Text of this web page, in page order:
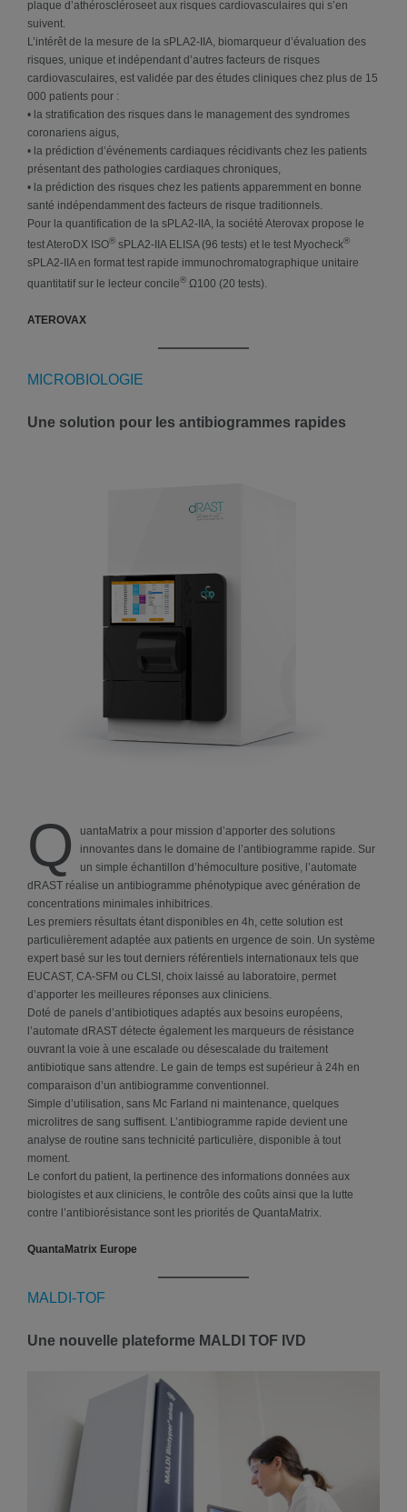
plaque d’athéroscléroseet aux risques cardiovasculaires qui s’en
suivent.
L’intérêt de la mesure de la sPLA2-IIA, biomarqueur d’évaluation des
risques, unique et indépendant d’autres facteurs de risques
cardiovasculaires, est validée par des études cliniques chez plus de 15
000 patients pour :
• la stratification des risques dans le management des syndromes
coronariens aigus,
• la prédiction d’événements cardiaques récidivants chez les patients
présentant des pathologies cardiaques chroniques,
• la prédiction des risques chez les patients apparemment en bonne
santé indépendamment des facteurs de risque traditionnels.
Pour la quantification de la sPLA2-IIA, la société Aterovax propose le
test AteroDX ISO® sPLA2-IIA ELISA (96 tests) et le test Myocheck®
sPLA2-IIA en format test rapide immunochromatographique unitaire
quantitatif sur le lecteur concile® Ω100 (20 tests).
ATEROVAX
MICROBIOLOGIE
Une solution pour les antibiogrammes rapides
Q
uantaMatrix a pour mission d’apporter des solutions
innovantes dans le domaine de l’antibiogramme rapide. Sur
un simple échantillon d’hémoculture positive, l’automate
dRAST réalise un antibiogramme phénotypique avec génération de
concentrations minimales inhibitrices.
Les premiers résultats étant disponibles en 4h, cette solution est
particulièrement adaptée aux patients en urgence de soin. Un système
expert basé sur les tout derniers référentiels internationaux tels que
EUCAST, CA-SFM ou CLSI, choix laissé au laboratoire, permet
d’apporter les meilleures réponses aux cliniciens.
Doté de panels d’antibiotiques adaptés aux besoins européens,
l’automate dRAST détecte également les marqueurs de résistance
ouvrant la voie à une escalade ou désescalade du traitement
antibiotique sans attendre. Le gain de temps est supérieur à 24h en
comparaison d’un antibiogramme conventionnel.
Simple d’utilisation, sans Mc Farland ni maintenance, quelques
microlitres de sang suffisent. L’antibiogramme rapide devient une
analyse de routine sans technicité particulière, disponible à tout
moment.
Le confort du patient, la pertinence des informations données aux
biologistes et aux cliniciens, le contrôle des coûts ainsi que la lutte
contre l’antibiorésistance sont les priorités de QuantaMatrix.
QuantaMatrix Europe
MALDI-TOF
Une nouvelle plateforme MALDI TOF IVD